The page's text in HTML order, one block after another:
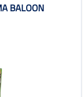
BALOON